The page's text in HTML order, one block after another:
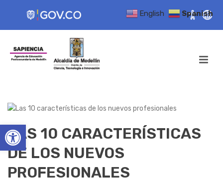
Open toolbar
LAS 10 CARACTERÍSTICAS
DE LOS NUEVOS
PROFESIONALES
English Spanish